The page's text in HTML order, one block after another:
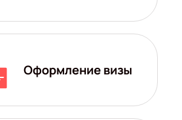
Оформление визы